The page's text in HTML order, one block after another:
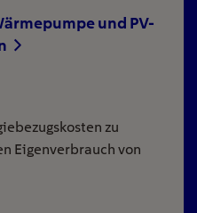
und PV-
zu
Eigenverbrauch von